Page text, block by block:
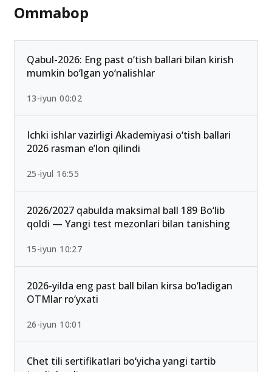
Ommabop
Qabul-2026: Eng past o‘tish ballari bilan kirish
mumkin bo‘lgan yo‘nalishlar
13-iyun 00:02
Ichki ishlar vazirligi Akademiyasi o‘tish ballari
2026 rasman e’lon qilindi
25-iyul 16:55
2026/2027 qabulda maksimal ball 189 Bo‘lib
qoldi — Yangi test mezonlari bilan tanishing
15-iyun 10:27
2026-yilda eng past ball bilan kirsa bo‘ladigan
OTMlar ro‘yxati
26-iyun 10:01